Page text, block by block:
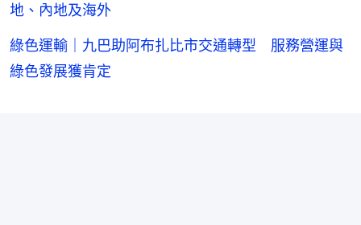
地、內地及海外
綠色運輸｜九巴助阿布扎比市交通轉型 服務營運與
綠色發展獲肯定